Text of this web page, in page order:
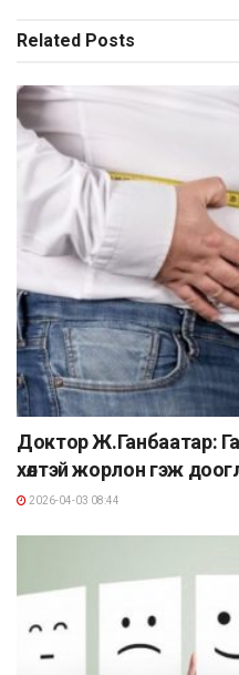
Related Posts
Доктор Ж.Ганбаатар:
хөлтэй жорлон гэж
2026-04-03 08:44